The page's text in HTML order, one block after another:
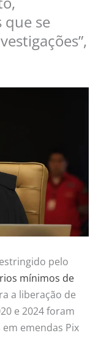
se
pelo
mínimos de
a liberação de
e 2024 foram
emendas Pix